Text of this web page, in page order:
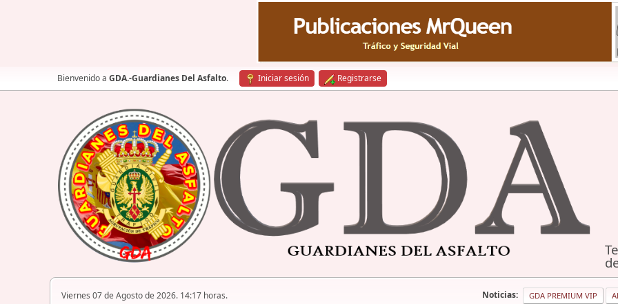
Bienvenido a GDA.-Guardianes Del Asfalto. Iniciar sesión Registrarse
Viernes 07 de Agosto de 2026. 14:17 horas. Noticias: GDA PREMIUM VIP